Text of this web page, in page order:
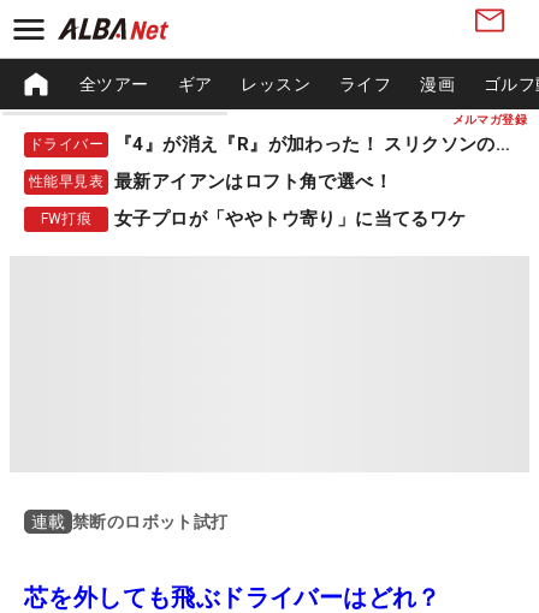
メルマガ登録
全ツアー ギア レッスン ライフ 漫画 ゴル
ドライバー 『4』が消え『R』が加わった！ スリクソンの新作
性能早見表 最新アイアンはロフト角で選べ！
FW打痕 女子プロが「ややトウ寄り」に当てるワケ
連載 禁断のロボット試打
芯を外しても飛ぶドライバーはどれ？